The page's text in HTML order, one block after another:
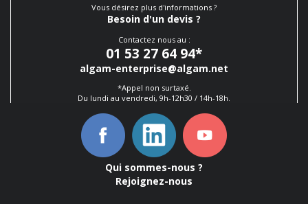
Vous désirez plus d'informations ?
Besoin d'un devis ?
Contactez nous au :
01 53 27 64 94*
algam-enterprise@algam.net
*Appel non surtaxé.
Du lundi au vendredi, 9h-12h30 / 14h-18h.
Qui sommes-nous ?
Rejoignez-nous